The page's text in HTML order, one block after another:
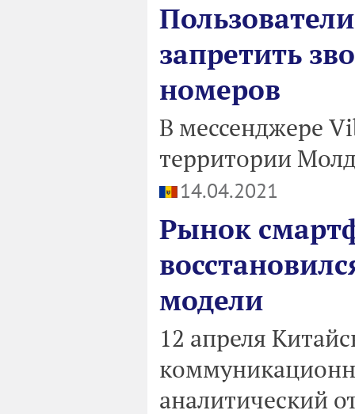
запретить
номеров
В мессенджере
территории
14.04.2021
Рынок
модели
12 апреля
аналитический